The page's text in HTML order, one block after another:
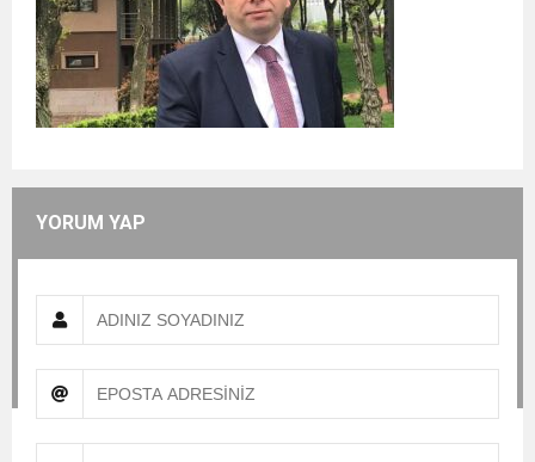
YORUM YAP